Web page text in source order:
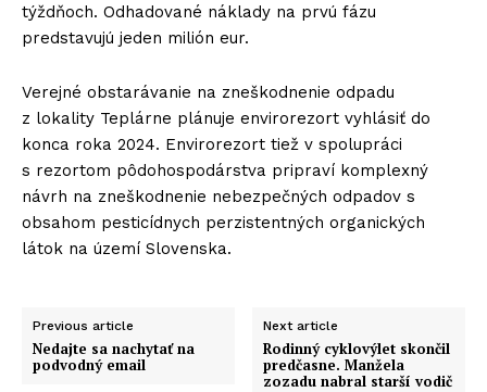
týždňoch. Odhadované náklady na prvú fázu
predstavujú jeden milión eur.
Verejné obstarávanie na zneškodnenie odpadu
z lokality Teplárne plánuje envirorezort vyhlásiť do
konca roka 2024. Envirorezort tiež v spolupráci
s rezortom pôdohospodárstva pripraví komplexný
návrh na zneškodnenie nebezpečných odpadov s
obsahom pesticídnych perzistentných organických
látok na území Slovenska.
Previous article
Nedajte sa nachytať na
podvodný email
Next article
Rodinný cyklovýlet skončil
predčasne. Manžela
zozadu nabral starší vodič